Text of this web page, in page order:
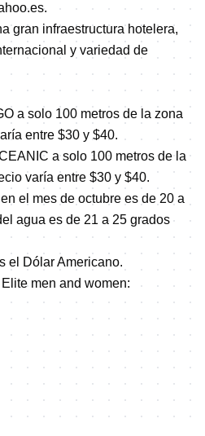
gran infraestructura hotelera,
y variedad de
a solo 100 metros de la zona
entre $30 y $40.
a solo 100 metros de la
varía entre $30 y $40.
el mes de octubre es de 20 a
agua es de 21 a 25 grados
el Dólar Americano.
men and women: